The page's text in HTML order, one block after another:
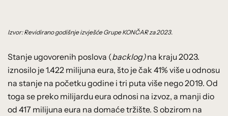
Izvor: Revidirano godišnje izvješće Grupe KONČAR za 2023.
Stanje ugovorenih poslova (backlog)na kraju 2023.
iznosilo je 1.422 milijuna eura, što je čak 41% više u odnosu
na stanje na početku godine i tri puta više nego 2019. Od
toga se preko milijardu eura odnosi na izvoz, a manji dio
od 417 milijuna eura na domaće tržište. S obzirom na